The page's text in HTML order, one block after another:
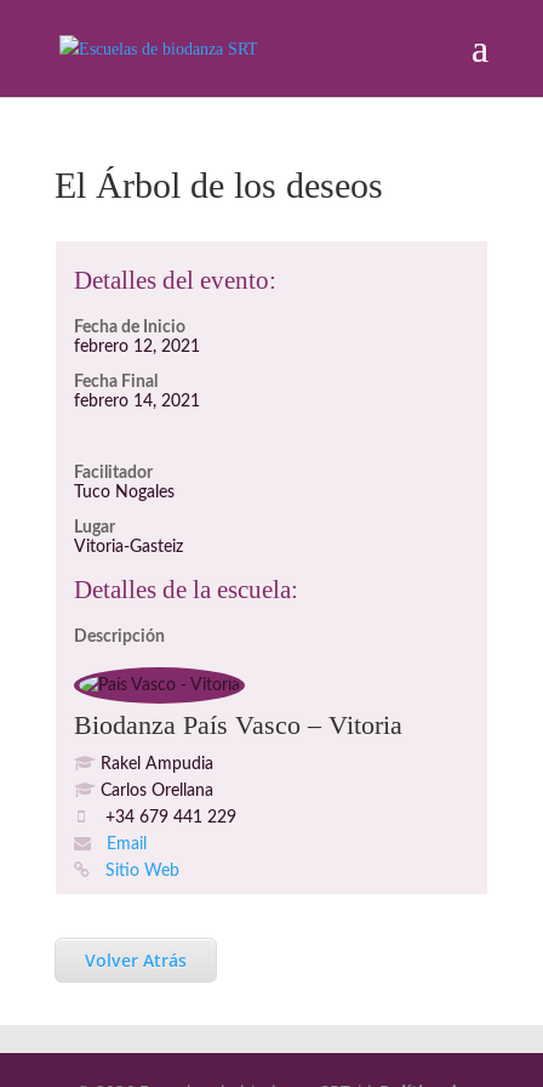
El Árbol de los deseos
Detalles del evento:
Fecha de Inicio
febrero 12, 2021
Fecha Final
febrero 14, 2021
Facilitador
Tuco Nogales
Lugar
Vitoria-Gasteiz
Detalles de la escuela:
Descripción
Biodanza País Vasco – Vitoria
Rakel Ampudia
Carlos Orellana
+34 679 441 229
Email
Sitio Web
Volver Atrás